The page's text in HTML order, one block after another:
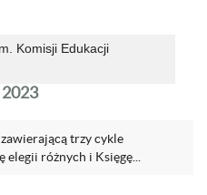
Komisji Edukacji
2023
trzy cykle
różnych i Księgę...